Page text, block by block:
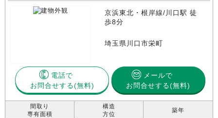
京浜東北・根岸線/川口駅 徒
歩8分
埼玉県川口市栄町
電話で
お問合せする
メールで
お問合せする(無料)
間取り
専有面積
構造
方位
築年